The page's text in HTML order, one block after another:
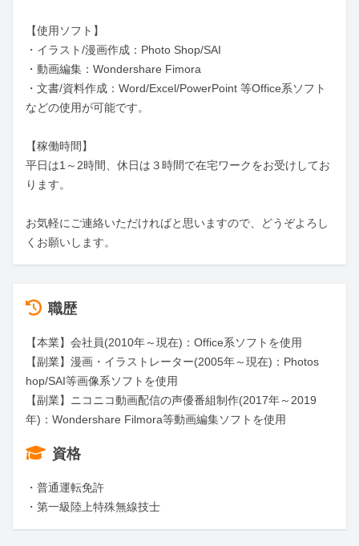
【使用ソフト】
・イラスト/漫画作成：Photo Shop/SAI
・動画編集：Wondershare Fimora
・文書/資料作成：Word/Excel/PowerPoint 等Office系ソフト
などの使用が可能です。
【稼働時間】
平日は1～2時間、休日は３時間で在宅ワークをお受けしてお
ります。
お気軽にご連絡いただければと思いますので、どうぞよろし
くお願いします。
職歴
【本業】会社員(2010年～現在)：Office系ソフトを使用
【副業】漫画・イラストレーター(2005年～現在)：Photos
hop/SAI等画像系ソフトを使用
【副業】ニコニコ動画配信の声優番組制作(2017年～2019
年)：Wondershare Filmora等動画編集ソフトを使用
資格
・普通運転免許
・第一級陸上特殊無線技士